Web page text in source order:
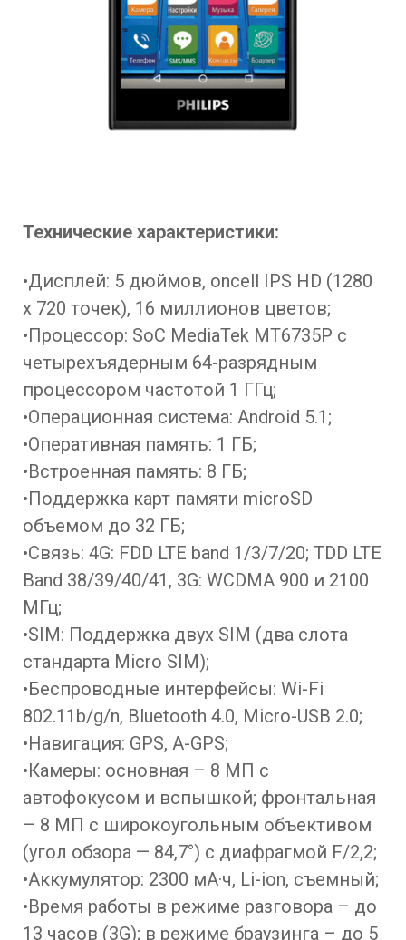
Технические характеристики:
•Дисплей: 5 дюймов, oncell IPS HD (1280
x 720 точек), 16 миллионов цветов;
•Процессор: SoC MediaTek MT6735P с
четырехъядерным 64-разрядным
процессором частотой 1 ГГц;
•Операционная система: Android 5.1;
•Оперативная память: 1 ГБ;
•Встроенная память: 8 ГБ;
•Поддержка карт памяти microSD
объемом до 32 ГБ;
•Связь: 4G: FDD LTE band 1/3/7/20; TDD LTE
Band 38/39/40/41, 3G: WCDMA 900 и 2100
МГц;
•SIM: Поддержка двух SIM (два слота
стандарта Micro SIM);
•Беспроводные интерфейсы: Wi-Fi
802.11b/g/n, Bluetooth 4.0, Micro-USB 2.0;
•Навигация: GPS, A-GPS;
•Камеры: основная – 8 МП с
автофокусом и вспышкой; фронтальная
– 8 МП c широкоугольным объективом
(угол обзора — 84,7°) с диафрагмой F/2,2;
•Аккумулятор: 2300 мА·ч, Li-ion, съемный;
•Время работы в режиме разговора – до
13 часов (3G); в режиме браузинга – до 5